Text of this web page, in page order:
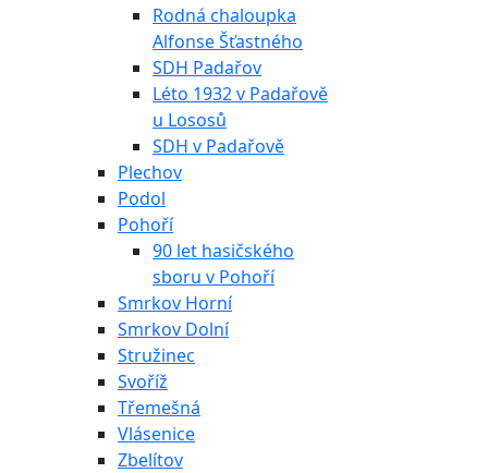
Rodná chaloupka
Alfonse Šťastného
SDH Padařov
Léto 1932 v Padařově
u Lososů
SDH v Padařově
Plechov
Podol
Pohoří
90 let hasičského
sboru v Pohoří
Smrkov Horní
Smrkov Dolní
Stružinec
Svoříž
Třemešná
Vlásenice
Zbelítov